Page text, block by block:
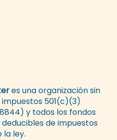
es una organización sin
501(c)(3)
y todos los fondos
deducibles de impuestos
la ley.